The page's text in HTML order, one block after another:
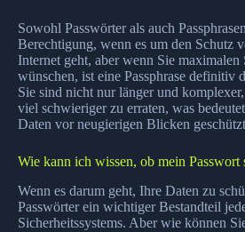
Sowohl Passwörter als auch
Berechtigung, wenn es um den Schutz
Internet geht, aber wenn Sie maximalen
wünschen, ist eine Passphrase definitiv
Sie sind nicht nur länger und
viel schwieriger zu erraten, was
Daten vor neugierigen Blicken
Wie kann ich wissen, ob mein Passwort
Wenn es darum geht, Ihre Daten zu
Passwörter ein wichtiger Bestandteil
Sicherheitssystems. Aber wie können